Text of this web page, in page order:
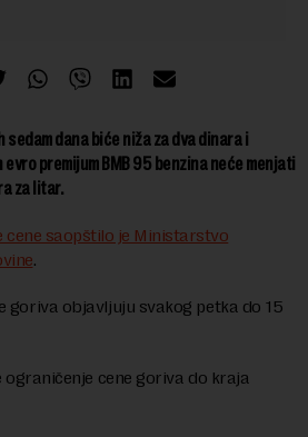
sedam dana biće niža za dva dinara i
premijum BMB 95 benzina neće menjati
za litar.
cene saopštilo je Ministarstvo
.
goriva objavljuju svakog petka do 15
cene goriva do kraja